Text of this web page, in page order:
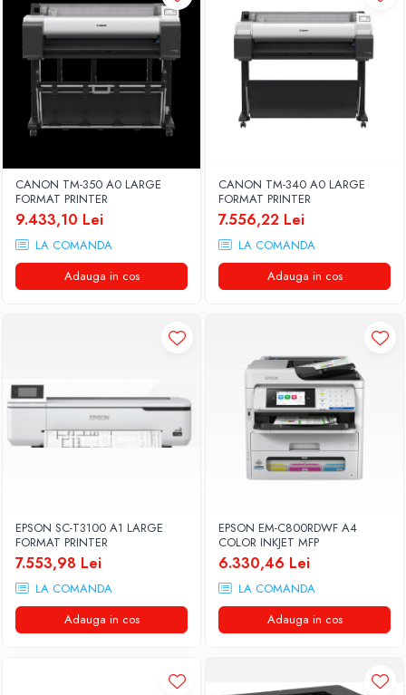
CANON TM-350 A0 LARGE
FORMAT PRINTER
9.433,10 Lei
LA COMANDA
Adauga in cos
CANON TM-340 A0 LARGE
FORMAT PRINTER
7.556,22 Lei
LA COMANDA
Adauga in cos
EPSON SC-T3100 A1 LARGE
FORMAT PRINTER
7.553,98 Lei
LA COMANDA
Adauga in cos
EPSON EM-C800RDWF A4
COLOR INKJET MFP
6.330,46 Lei
LA COMANDA
Adauga in cos